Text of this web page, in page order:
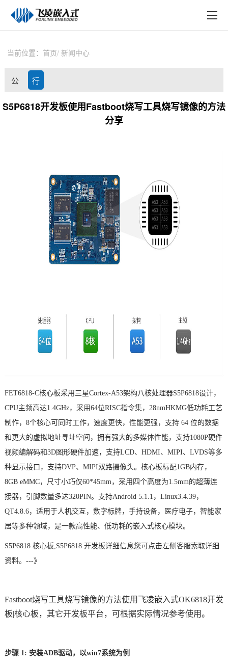
技术与支持
在线文档
在线购买
当前位置： 首页 新闻中心
公
司
行
业
S5P6818开发板使用Fastboot烧写工具烧写镜像的方法
分享
FET6818-C核心板采用三星Cortex-A53架构八核处理器S5P6818设计，
CPU主频高达1.4GHz，采用64位RISC指令集，28nmHKMG低功耗工艺
制作，8个核心可同时工作，速度更快，性能更强，支持 64 位的数据
和更大的虚拟地址寻址空间，拥有强大的多媒体性能，支持1080P硬件
视频编解码和3D图形硬件加速，支持LCD、HDMI、MIPI、LVDS等多
种显示接口 ，支持DVP、MIPI双路摄像头。核心板标配1GB内存，
8GB eMMC，尺寸小巧仅60*45mm，采用四个高度为1.5mm的超薄连
接器， 引脚数量多达320PIN。支持Android 5.1.1，Linux3.4.39，
QT4.8.6，适用于人机交互 ， 数字标牌，手持设备， 医疗电子， 智能家
居等多种领域，是一款高性能、低功耗的嵌入式核心模块。
S5P6818 核心板,S5P6818 开发板详细信息您可点击左侧客服索取详细
资料。---》
Fastboot烧写工具烧写镜像的方法使用 飞凌嵌入式OK6818开发
板|核心板，其它开发板平台，可根据实际情况参考使用。
步骤 1: 安装ADB驱动，以win7系统为例